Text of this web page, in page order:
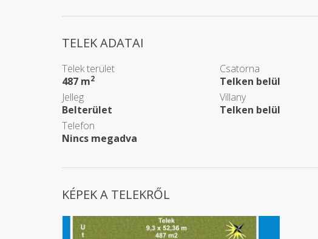
TELEK ADATAI
Telek terület
487 m2
Csatorna
Telken belül
Jelleg
Belterület
Villany
Telken belül
Telefon
Nincs megadva
KÉPEK A TELEKRŐL